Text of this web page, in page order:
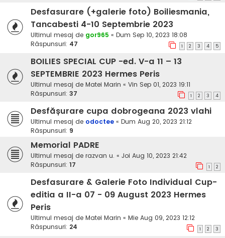
Desfasurare (+galerie foto) Boiliesmania,
Tancabesti 4-10 Septembrie 2023
Ultimul mesaj de gor965 « Dum Sep 10, 2023 18:08
Răspunsuri: 47 1 2 3 4 5
BOILIES SPECIAL CUP -ed. V-a 11 – 13
SEPTEMBRIE 2023 Hermes Peris
Ultimul mesaj de Matei Marin « Vin Sep 01, 2023 19:11
Răspunsuri: 37 1 2 3 4
Desfășurare cupa dobrogeana 2023 vlahi
Ultimul mesaj de odoctee « Dum Aug 20, 2023 21:12
Răspunsuri: 9
Memorial PADRE
Ultimul mesaj de razvan u. « Joi Aug 10, 2023 21:42
Răspunsuri: 17 1 2
Desfasurare & Galerie Foto Individual Cup-
editia a II-a 07 - 09 August 2023 Hermes
Peris
Ultimul mesaj de Matei Marin « Mie Aug 09, 2023 12:12
Răspunsuri: 24 1 2 3